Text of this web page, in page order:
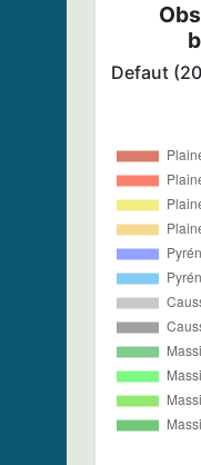
Defaut